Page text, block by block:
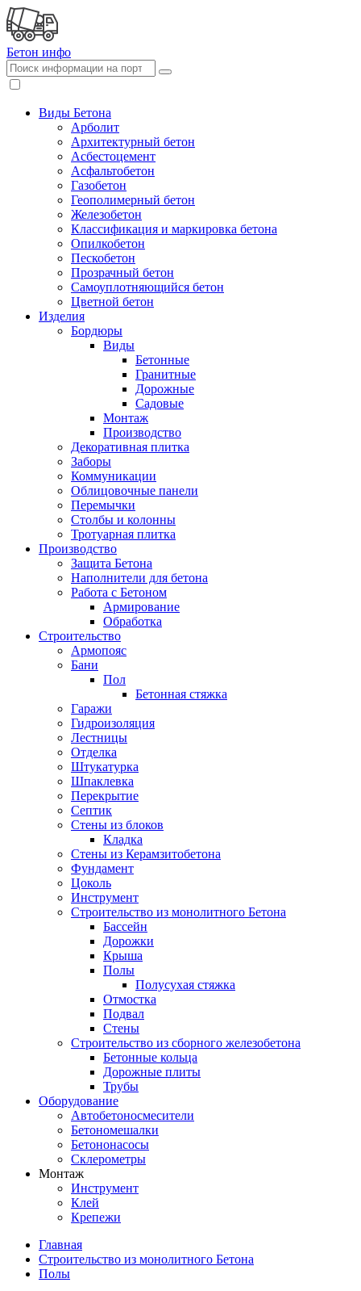
Бетон инфо
Виды Бетона
Арболит
Архитектурный бетон
Асбестоцемент
Асфальтобетон
Газобетон
Геополимерный бетон
Железобетон
Классификация и маркировка бетона
Опилкобетон
Пескобетон
Прозрачный бетон
Самоуплотняющийся бетон
Цветной бетон
Изделия
Бордюры
Виды
Бетонные
Гранитные
Дорожные
Садовые
Монтаж
Производство
Декоративная плитка
Заборы
Коммуникации
Облицовочные панели
Перемычки
Столбы и колонны
Тротуарная плитка
Производство
Защита Бетона
Наполнители для бетона
Работа с Бетоном
Армирование
Обработка
Строительство
Армопояс
Бани
Пол
Бетонная стяжка
Гаражи
Гидроизоляция
Лестницы
Отделка
Штукатурка
Шпаклевка
Перекрытие
Септик
Стены из блоков
Кладка
Стены из Керамзитобетона
Фундамент
Цоколь
Инструмент
Строительство из монолитного Бетона
Бассейн
Дорожки
Крыша
Полы
Полусухая стяжка
Отмостка
Подвал
Стены
Строительство из сборного железобетона
Бетонные кольца
Дорожные плиты
Трубы
Оборудование
Автобетоносмесители
Бетономешалки
Бетононасосы
Склерометры
Монтаж
Инструмент
Клей
Крепежи
Главная
Строительство из монолитного Бетона
Полы